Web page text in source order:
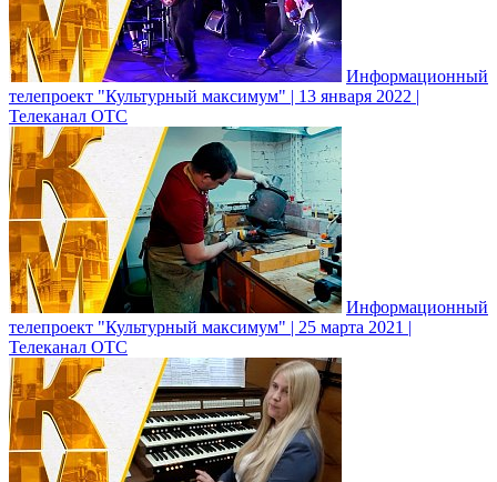
Информационный
телепроект "Культурный максимум" | 13 января 2022 |
Телеканал ОТС
Информационный
телепроект "Культурный максимум" | 25 марта 2021 |
Телеканал ОТС